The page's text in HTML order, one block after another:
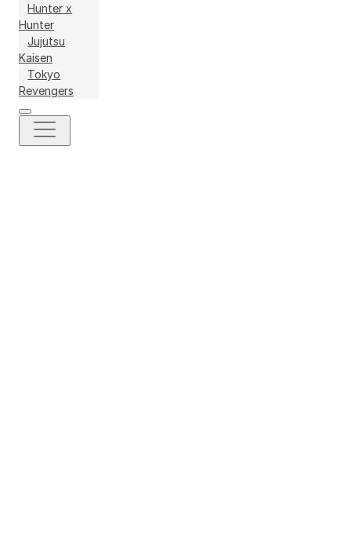
Hunter x
Hunter
Jujutsu
Kaisen
Tokyo
Revengers